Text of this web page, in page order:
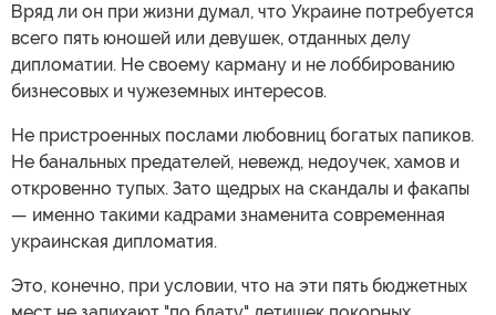
Вряд ли он при жизни думал, что Украине потребуется
всего пять юношей или девушек, отданных делу
дипломатии. Не своему карману и не лоббированию
бизнесовых и чужеземных интересов.
Не пристроенных послами любовниц богатых папиков.
Не банальных предателей, невежд, недоучек, хамов и
откровенно тупых. Зато щедрых на скандалы и факапы
— именно такими кадрами знаменита современная
украинская дипломатия.
Это, конечно, при условии, что на эти пять бюджетных